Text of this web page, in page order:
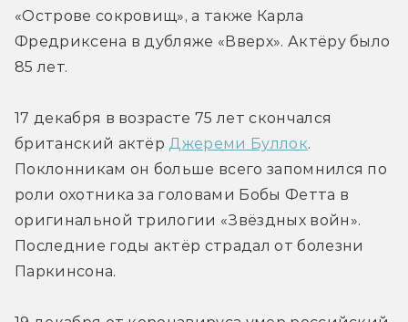
«Острове сокровищ», а также Карла
Фредриксена в дубляже «Вверх». Актёру было
85 лет.
17 декабря в возрасте 75 лет скончался
британский актёр Джереми Буллок.
Поклонникам он больше всего запомнился по
роли охотника за головами Бобы Фетта в
оригинальной трилогии «Звёздных войн».
Последние годы актёр страдал от болезни
Паркинсона.